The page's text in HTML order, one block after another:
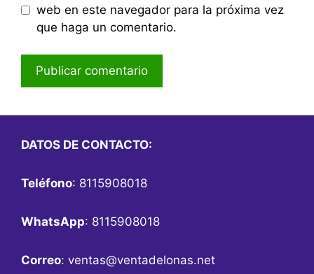
web en este navegador para la próxima vez
que haga un comentario.
DATOS DE CONTACTO:
Teléfono: 8115908018
WhatsApp: 8115908018
Correo: ventas@ventadelonas.net